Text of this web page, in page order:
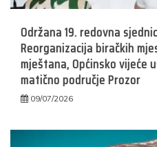
Održana 19. redovna
Reorganizacija biračkih
mještana, Općinsko vijeće
matično područje Prozor
09/07/2026